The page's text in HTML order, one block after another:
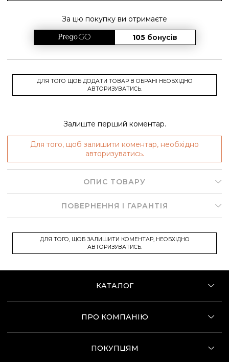
За цю покупку ви отримаєте
105 бонусів
ДЛЯ ТОГО ЩОБ ДОДАТИ ТОВАР В ОБРАНІ НЕОБХІДНО
АВТОРИЗУВАТИСЬ.
Залиште перший коментар.
Для того, щоб залишити коментар, необхідно
авторизуватись.
ОПИС ТОВАРУ
ПОВЕРНЕННЯ І ГАРАНТІЯ
ДЛЯ ТОГО, ЩОБ ЗАЛИШИТИ КОМЕНТАР, НЕОБХІДНО
АВТОРИЗУВАТИСЬ.
КАТАЛОГ
ПРО КОМПАНІЮ
ПОКУПЦЯМ